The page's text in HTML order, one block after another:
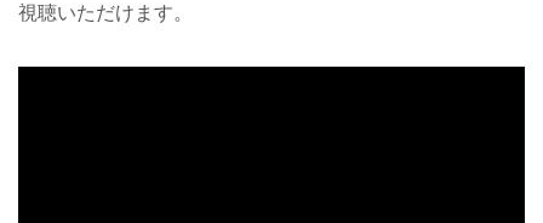
視聴いただけます。